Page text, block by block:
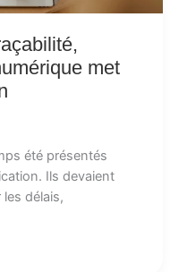
met
été présentés
Ils devaient
délais,